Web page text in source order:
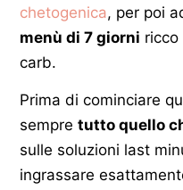
chetogenica, per poi
menù di 7 giorni
carb.
Prima di cominciare
sempre tutto quello
sulle soluzioni last
ingrassare